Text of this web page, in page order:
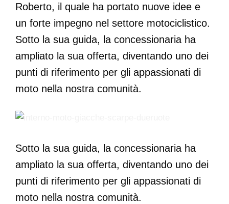
Roberto, il quale ha portato nuove idee e
un forte impegno nel settore motociclistico.
Sotto la sua guida, la concessionaria ha
ampliato la sua offerta, diventando uno dei
punti di riferimento per gli appassionati di
moto nella nostra comunità.
Sotto la sua guida, la concessionaria ha
ampliato la sua offerta, diventando uno dei
punti di riferimento per gli appassionati di
moto nella nostra comunità.